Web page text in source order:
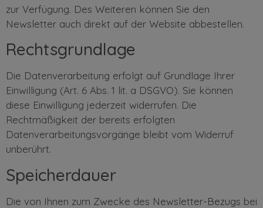
zur Verfügung. Des Weiteren können Sie den
Newsletter auch direkt auf der Website abbestellen.
Rechtsgrundlage
Die Datenverarbeitung erfolgt auf Grundlage Ihrer
Einwilligung (Art. 6 Abs. 1 lit. a DSGVO). Sie können
diese Einwilligung jederzeit widerrufen. Die
Rechtmäßigkeit der bereits erfolgten
Datenverarbeitungsvorgänge bleibt vom Widerruf
unberührt.
Speicherdauer
Die von Ihnen zum Zwecke des Newsletter-Bezugs bei